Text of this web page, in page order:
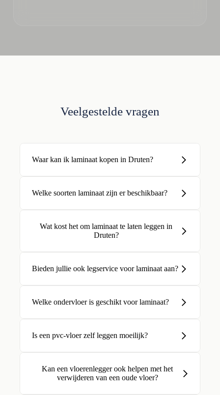
Veelgestelde vragen
Waar kan ik laminaat kopen in Druten?
Welke soorten laminaat zijn er beschikbaar?
Wat kost het om laminaat te laten leggen in
Druten?
Bieden jullie ook legservice voor laminaat aan?
Welke ondervloer is geschikt voor laminaat?
Is een pvc-vloer zelf leggen moeilijk?
Kan een vloerenlegger ook helpen met het
verwijderen van een oude vloer?